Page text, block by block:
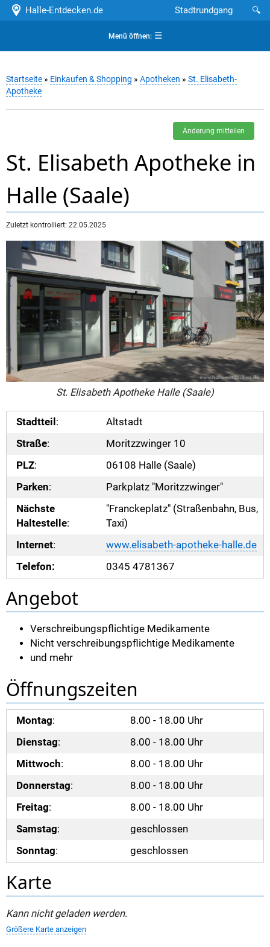
Halle-Entdecken.de 🔍
Stadtrundgang
Menü öffnen:☰
Startseite » Einkaufen & Shopping » Apotheken » St. Elisabeth-
Apotheke
Änderung mitteilen
St. Elisabeth Apotheke in
Halle (Saale)
Zuletzt kontrolliert: 22.05.2025
St. Elisabeth Apotheke Halle (Saale)
Stadtteil :
Altstadt
Straße:
Moritzzwinger 10
PLZ:
06108 Halle (Saale)
Parken:
Parkplatz "Moritzzwinger"
Nächste
Haltestelle:
"Franckeplatz" (Straßenbahn, Bus,
Taxi)
Internet:
www.elisabeth-apotheke-halle.de
Telefon:
0345 4781367
Angebot
Verschreibungspflichtige Medikamente
Nicht verschreibungspflichtige Medikamente
und mehr
Öffnungszeiten
Montag:
8.00 - 18.00 Uhr
Dienstag:
8.00 - 18.00 Uhr
Mittwoch:
8.00 - 18.00 Uhr
Donnerstag:
8.00 - 18.00 Uhr
Freitag:
8.00 - 18.00 Uhr
Samstag:
geschlossen
Sonntag: geschlossen
Karte
Kann nicht geladen werden.
Größere Karte anzeigen